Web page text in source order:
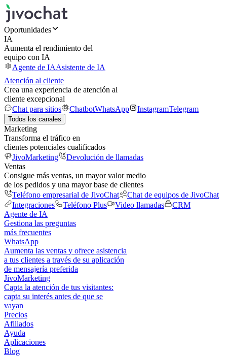
Oportunidades
IA
Aumenta el rendimiento del
equipo con IA
Agente de IAAsistente de IA
Atención al cliente
Crea una experiencia de atención al
cliente excepcional
Chat para sitios
ChatbotWhatsApp InstagramTelegram
Todos los canales
Marketing
Transforma el tráfico en
clientes potenciales cualificados
JivoMarketing
Devolución de llamadas
Ventas
Consigue más ventas, un mayor valor medio
de los pedidos y una mayor base de clientes
Teléfono empresarial de JivoChat
Chat de equipos de JivoChat
Integraciones
Teléfono Plus Video llamadas
CRM
Agente de IA
Gestiona las preguntas
más frecuentes
WhatsApp
Aumenta las ventas y ofrece asistencia
a tus clientes a través de su aplicación
de mensajería preferida
JivoMarketing
Capta la atención de tus visitantes:
capta su interés antes de que se
vayan
Precios
Afiliados
Ayuda
Aplicaciones
Blog